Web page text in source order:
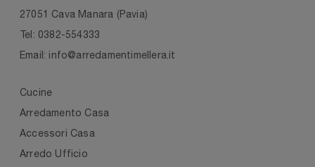
27051 Cava Manara (Pavia)
Tel: 0382-554333
Email: info@arredamentimellera.it
Cucine
Arredamento Casa
Accessori Casa
Arredo Ufficio